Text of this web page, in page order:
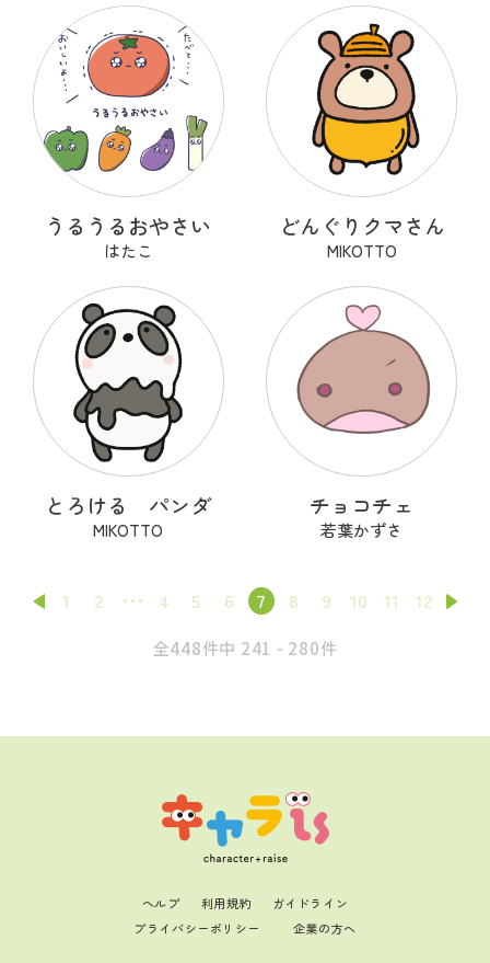
うるうるおやさい
はたこ
どんぐりクマさん
MIKOTTO
とろける パンダ
MIKOTTO
チョコチェ
若葉かずさ
1 2 4 5 6 7 8 9 10 11 12
全448件中 241 - 280件
ヘルプ 利用規約
ガイドライン
プライバシーポリシー
企業の方へ